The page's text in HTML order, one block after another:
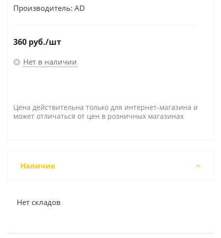
Производитель: AD
360 руб./шт
Нет в наличии
Цена действительна только для интернет-магазина и
может отличаться от цен в розничных магазинах
Наличие
Нет складов